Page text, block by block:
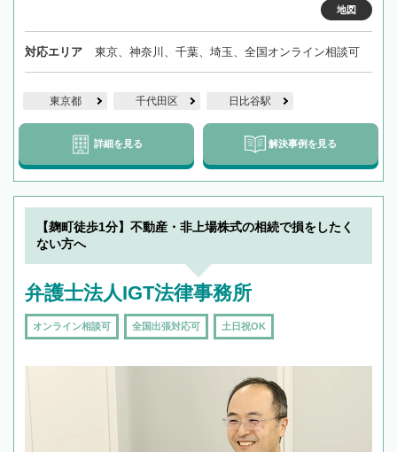
地図
対応エリア 東京、神奈川、千葉、埼玉、全国オンライン相談可
東京都 千代田区 日比谷駅
詳細を見る 解決事例を見る
【麹町徒歩1分】不動産・非上場株式の相続で損をしたく
ない方へ
弁護士法人IGT法律事務所
オンライン相談可 全国出張対応可 土日祝OK